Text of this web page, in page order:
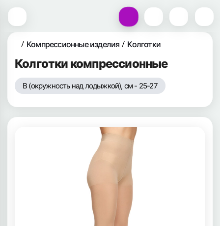
Компрессионные изделия Колготки
Колготки компрессионные
B (окружность над лодыжкой), см - 25-27